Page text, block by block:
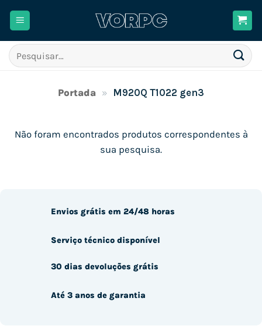
Pesquisar
por:
Portada » M920Q T1022 gen3
Não foram encontrados produtos correspondentes à
sua pesquisa.
Envios grátis em 24/48 horas
Serviço técnico disponível
30 dias devoluções grátis
Até 3 anos de garantia